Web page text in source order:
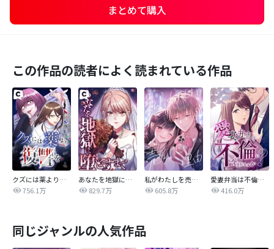
まとめて購入
この作品の読者によく読まれている作品
クズには薬より復讐を
756.1万
あなたを地獄に堕とすまで
829.7万
私がわたしを売る理由
605.8万
愛妻弁当は不倫に含まれますか？
416.0万
同じジャンルの人気作品